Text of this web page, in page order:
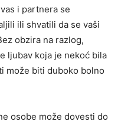
i partnera se
ili shvatili da se vaši
obzira na razlog,
ljubav koja je nekoć bila
može biti duboko bolno
osobe može dovesti do